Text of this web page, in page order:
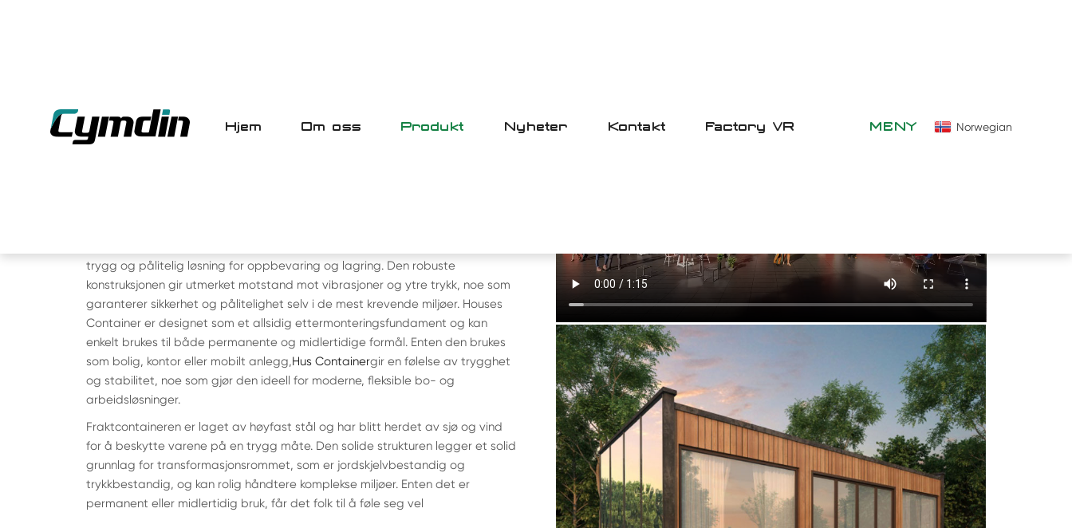
Hjem Om oss Produkt Nyheter Kontakt Factory VR MENY Norwegian
trygg og pålitelig løsning for oppbevaring og lagring. Den robuste
konstruksjonen gir utmerket motstand mot vibrasjoner og ytre trykk, noe som
garanterer sikkerhet og pålitelighet selv i de mest krevende miljøer. Houses
Container er designet som et allsidig ettermonteringsfundament og kan
enkelt brukes til både permanente og midlertidige formål. Enten den brukes
som bolig, kontor eller mobilt anlegg,Hus Containergir en følelse av trygghet
og stabilitet, noe som gjør den ideell for moderne, fleksible bo- og
arbeidsløsninger.
Fraktcontaineren er laget av høyfast stål og har blitt herdet av sjø og vind
for å beskytte varene på en trygg måte. Den solide strukturen legger et solid
grunnlag for transformasjonsrommet, som er jordskjelvbestandig og
trykkbestandig, og kan rolig håndtere komplekse miljøer. Enten det er
permanent eller midlertidig bruk, får det folk til å føle seg vel